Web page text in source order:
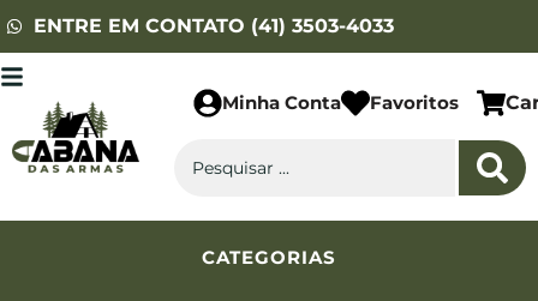
ENTRE EM CONTATO (41) 3503-4033
Minha Conta Favoritos
CATEGORIAS